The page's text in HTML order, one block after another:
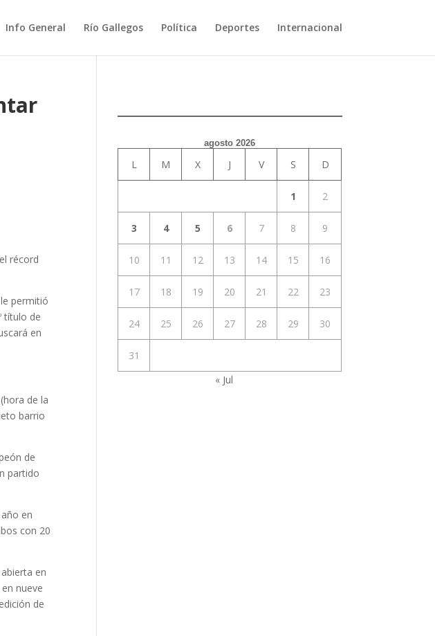
Info General Río Gallegos Política Deportes Internacional
récord
permitió
título de
en
de la
barrio
de
partido
en
con 20
en
nueve
de
agosto 2026
L M X J V S D
1 2
3 4 5 6 7 8 9
10 11 12 13 14 15 16
17 18 19 20 21 22 23
24 25 26 27 28 29 30
31
« Jul